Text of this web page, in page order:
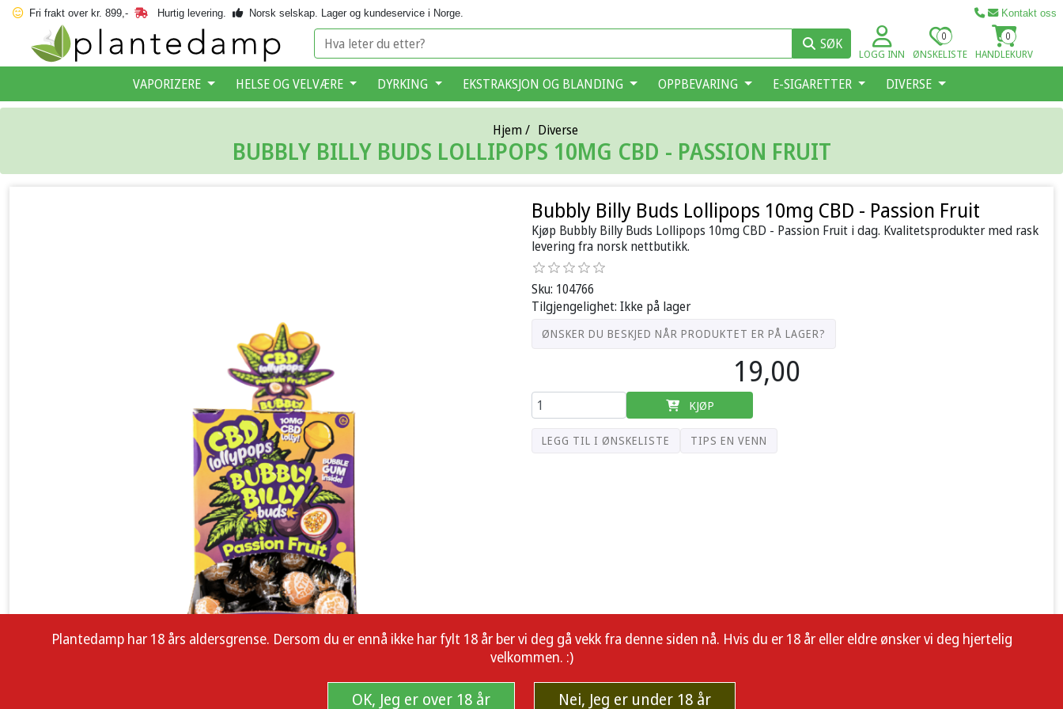
Fri frakt over kr. 899,- Hurtig levering. Norsk selskap. Lager og kundeservice i Norge. Kontakt oss
SØK
LOGG INN ØNSKELISTE
0
HANDLEKURV
0
VAPORIZERE HELSE OG VELVÆRE DYRKING EKSTRAKSJON OG BLANDING OPPBEVARING E-SIGARETTER DIVERSE
Hjem/ Diverse
BUBBLY BILLY BUDS LOLLIPOPS 10MG CBD - PASSION FRUIT
Bubbly Billy Buds Lollipops 10mg CBD - Passion Fruit
Kjøp Bubbly Billy Buds Lollipops 10mg CBD - Passion Fruit i dag. Kvalitetsprodukter med rask
levering fra norsk nettbutikk.
Sku: 104766
Tilgjengelighet: Ikke på lager
ØNSKER DU BESKJED NÅR PRODUKTET ER PÅ LAGER?
19,00
KJØP
LEGG TIL I ØNSKELISTE TIPS EN VENN
Plantedamp har 18 års aldersgrense. Dersom du er ennå ikke har fylt 18 år ber vi deg gå vekk fra denne siden nå. Hvis du er 18 år eller eldre ønsker vi deg hjertelig
velkommen. :)
OK, Jeg er over 18 år Nei, Jeg er under 18 år